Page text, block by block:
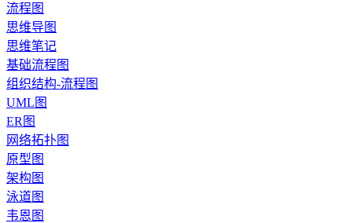
流程图
思维导图
思维笔记
基础流程图
组织结构-流程图
UML图
ER图
网络拓扑图
原型图
架构图
泳道图
韦恩图